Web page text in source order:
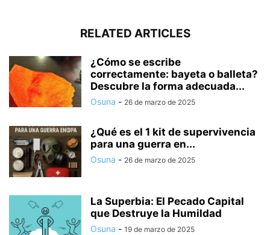
RELATED ARTICLES
¿Cómo se escribe
correctamente: bayeta o balleta?
Descubre la forma adecuada...
Osuna - 26 de marzo de 2025
¿Qué es el 1 kit de supervivencia
para una guerra en...
Osuna - 26 de marzo de 2025
La Superbia: El Pecado Capital
que Destruye la Humildad
Osuna - 19 de marzo de 2025